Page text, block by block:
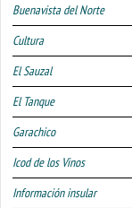
Buenavista del Norte
Cultura
El Sauzal
El Tanque
Garachico
Icod de los Vinos
Información insular